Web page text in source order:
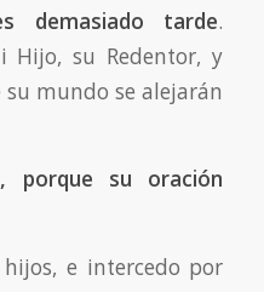
demasiado tarde.
Hijo, su Redentor, y
mundo se alejarán
porque su oración
e intercedo por